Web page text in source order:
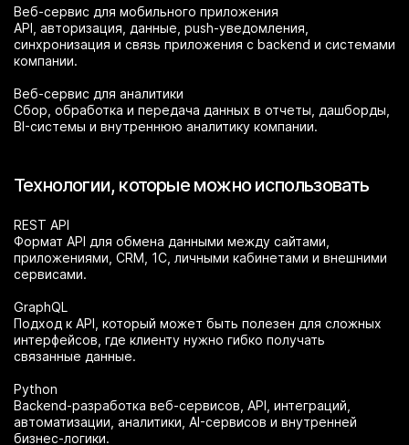
Веб-сервис для мобильного приложения
API, авторизация, данные, push-уведомления,
синхронизация и связь приложения с backend и системами
компании.
Веб-сервис для аналитики
Сбор, обработка и передача данных в отчеты, дашборды,
BI-системы и внутреннюю аналитику компании.
Технологии, которые можно использовать
REST API
Формат API для обмена данными между сайтами,
приложениями, CRM, 1С, личными кабинетами и внешними
сервисами.
GraphQL
Подход к API, который может быть полезен для сложных
интерфейсов, где клиенту нужно гибко получать
связанные данные.
Python
Backend-разработка веб-сервисов, API, интеграций,
автоматизации, аналитики, AI-сервисов и внутренней
бизнес-логики.